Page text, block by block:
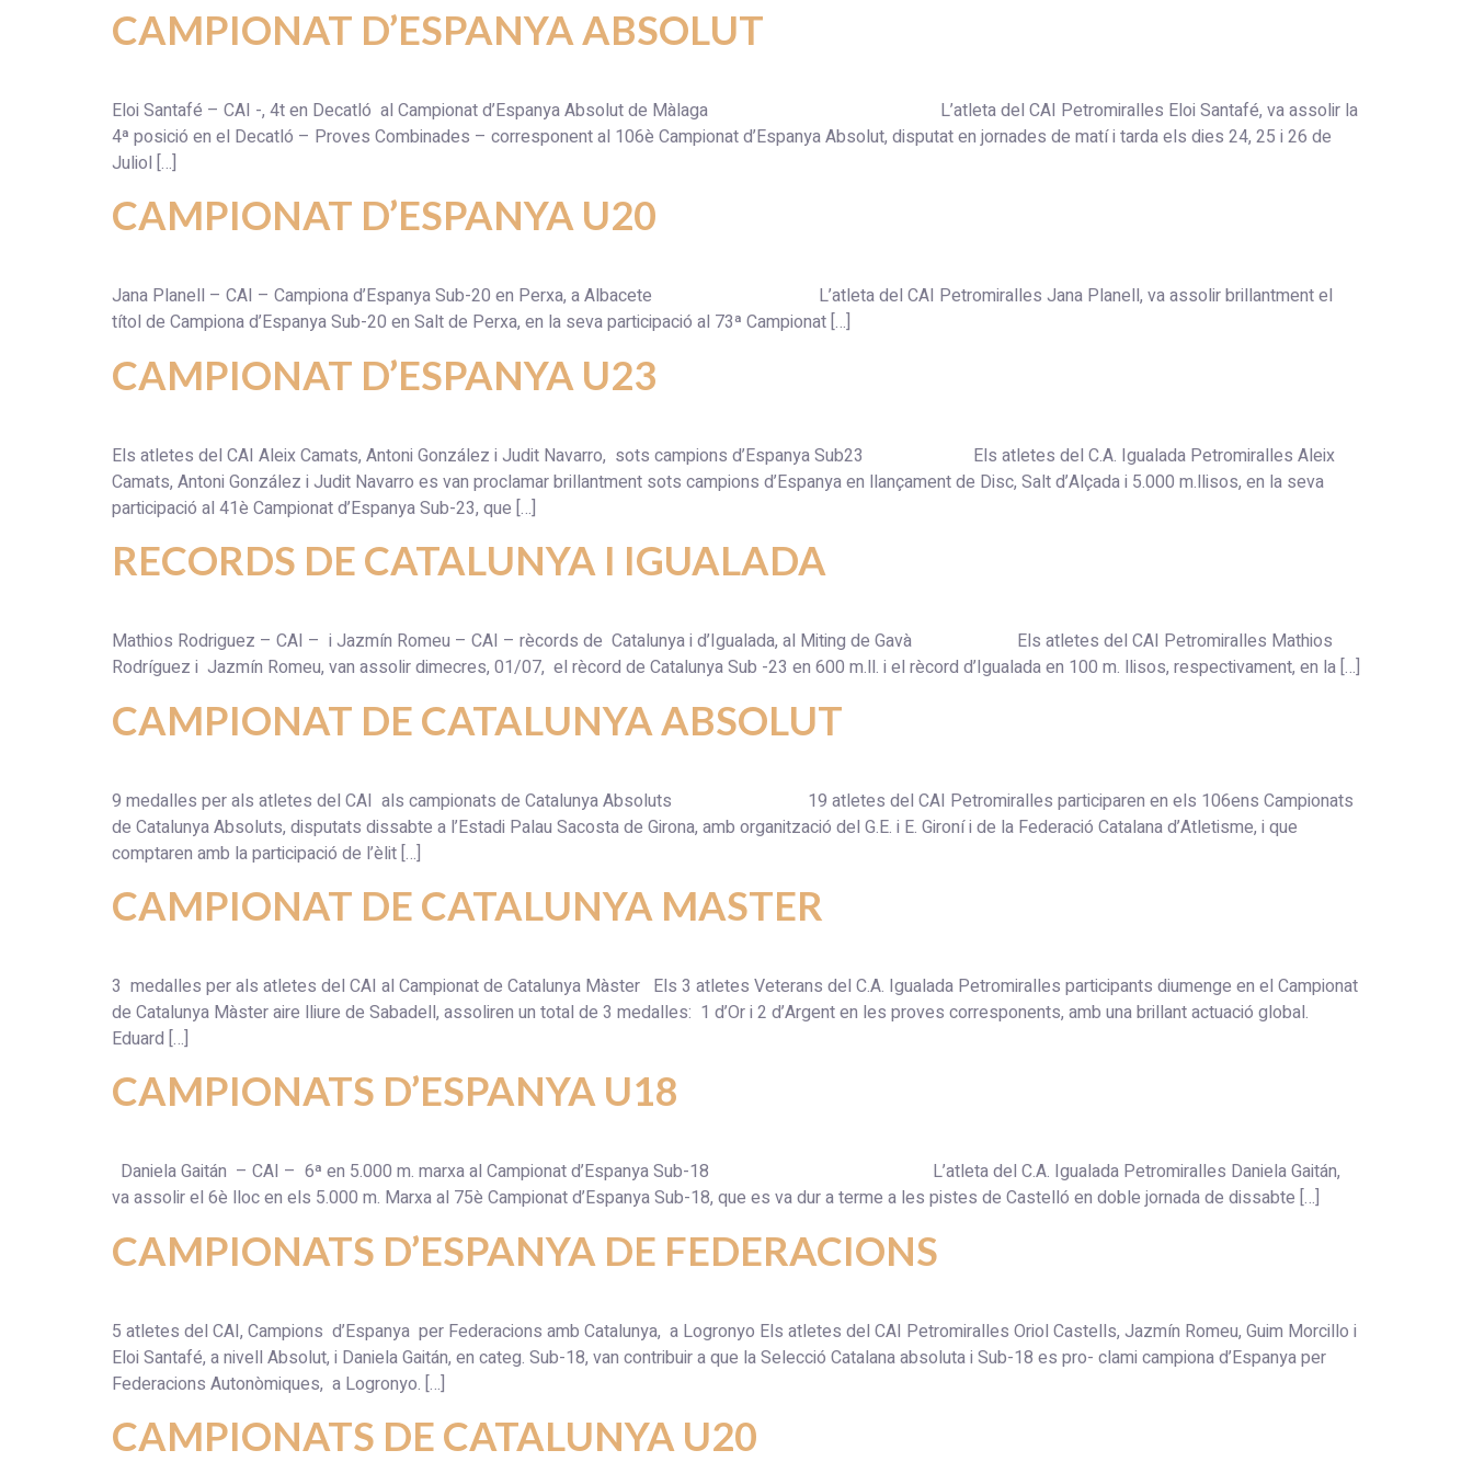
CAMPIONAT D’ESPANYA ABSOLUT
Eloi Santafé – CAI -, 4t en Decatló al Campionat d’Espanya Absolut de Màlaga L’atleta del CAI Petromiralles Eloi Santafé, va assolir la
4ª posició en el Decatló – Proves Combinades – corresponent al 106è Campionat d’Espanya Absolut, disputat en jornades de matí i tarda els dies 24, 25 i 26 de
Juliol […]
CAMPIONAT D’ESPANYA U20
Jana Planell – CAI – Campiona d’Espanya Sub-20 en Perxa, a Albacete L’atleta del CAI Petromiralles Jana Planell, va assolir brillantment el
títol de Campiona d’Espanya Sub-20 en Salt de Perxa, en la seva participació al 73ª Campionat […]
CAMPIONAT D’ESPANYA U23
Els atletes del CAI Aleix Camats, Antoni González i Judit Navarro, sots campions d’Espanya Sub23 Els atletes del C.A. Igualada Petromiralles Aleix
Camats, Antoni González i Judit Navarro es van proclamar brillantment sots campions d’Espanya en llançament de Disc, Salt d’Alçada i 5.000 m.llisos, en la seva
participació al 41è Campionat d’Espanya Sub-23, que […]
RECORDS DE CATALUNYA I IGUALADA
Mathios Rodriguez – CAI – i Jazmín Romeu – CAI – rècords de Catalunya i d’Igualada, al Miting de Gavà Els atletes del CAI Petromiralles Mathios
Rodríguez i Jazmín Romeu, van assolir dimecres, 01/07, el rècord de Catalunya Sub -23 en 600 m.ll. i el rècord d’Igualada en 100 m. llisos, respectivament, en la […]
CAMPIONAT DE CATALUNYA ABSOLUT
9 medalles per als atletes del CAI als campionats de Catalunya Absoluts 19 atletes del CAI Petromiralles participaren en els 106ens Campionats
de Catalunya Absoluts, disputats dissabte a l’Estadi Palau Sacosta de Girona, amb organització del G.E. i E. Gironí i de la Federació Catalana d’Atletisme, i que
comptaren amb la participació de l’èlit […]
CAMPIONAT DE CATALUNYA MASTER
3 medalles per als atletes del CAI al Campionat de Catalunya Màster Els 3 atletes Veterans del C.A. Igualada Petromiralles participants diumenge en el Campionat
de Catalunya Màster aire lliure de Sabadell, assoliren un total de 3 medalles: 1 d’Or i 2 d’Argent en les proves corresponents, amb una brillant actuació global.
Eduard […]
CAMPIONATS D’ESPANYA U18
Daniela Gaitán – CAI – 6ª en 5.000 m. marxa al Campionat d’Espanya Sub-18 L’atleta del C.A. Igualada Petromiralles Daniela Gaitán,
va assolir el 6è lloc en els 5.000 m. Marxa al 75è Campionat d’Espanya Sub-18, que es va dur a terme a les pistes de Castelló en doble jornada de dissabte […]
CAMPIONATS D’ESPANYA DE FEDERACIONS
5 atletes del CAI, Campions d’Espanya per Federacions amb Catalunya, a Logronyo Els atletes del CAI Petromiralles Oriol Castells, Jazmín Romeu, Guim Morcillo i
Eloi Santafé, a nivell Absolut, i Daniela Gaitán, en categ. Sub-18, van contribuir a que la Selecció Catalana absoluta i Sub-18 es pro- clami campiona d’Espanya per
Federacions Autonòmiques, a Logronyo. […]
CAMPIONATS DE CATALUNYA U20